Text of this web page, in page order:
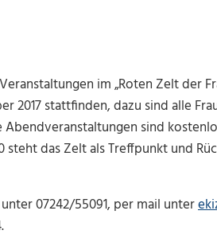
im „Roten Zelt der
2017 stattfinden, dazu sind alle
sind
steht das Zelt als Treffpunkt und
07242/55091, per mail unter